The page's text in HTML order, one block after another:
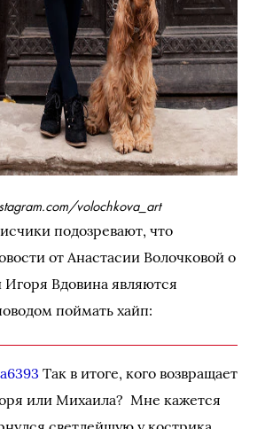
volochkova_art
подозревают, что
от Анастасии Волочковой о
Игоря Вдовина являются
поймать хайп:
Так в итоге, кого возвращает
или Михаила? Мне кажется